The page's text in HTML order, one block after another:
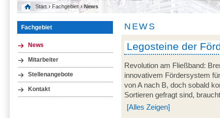
Start › Fachgebiet › News
Fachgebiet
News
Mitarbeiter
Stellenangebote
Kontakt
NEWS
Legosteine der
Revolution am Fließband:
innovativem Fördersystem
von A nach B, doch sobald
Sortieren gefragt sind,
[Alles Zeigen]